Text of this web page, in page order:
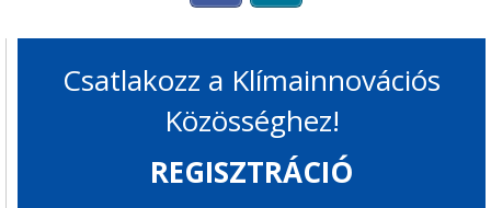
Csatlakozz a Klímainnovációs
Közösséghez!
REGISZTRÁCIÓ